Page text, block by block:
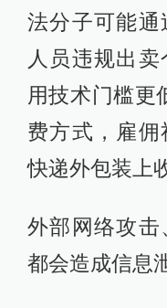
法分子可能通
人员违规出
用技术门槛更
费方式，雇
快递外包装上
外部网络攻击
都会造成信息